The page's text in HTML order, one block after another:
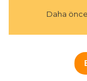
Daha